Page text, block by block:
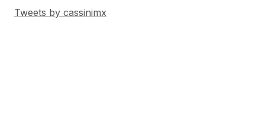
Tweets by cassinimx